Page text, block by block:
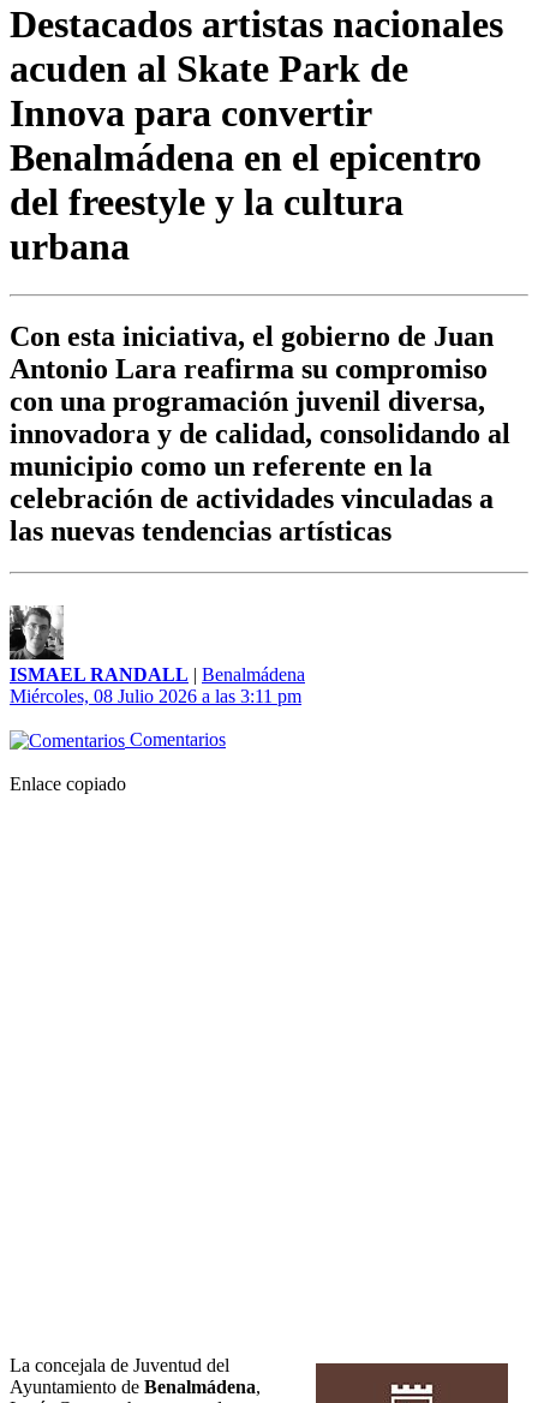
Destacados artistas nacionales
acuden al Skate Park de
Innova para convertir
Benalmádena en el epicentro
del freestyle y la cultura
urbana
Con esta iniciativa, el gobierno de Juan
Antonio Lara reafirma su compromiso
con una programación juvenil diversa,
innovadora y de calidad, consolidando al
municipio como un referente en la
celebración de actividades vinculadas a
las nuevas tendencias artísticas
ISMAEL RANDALL | Benalmádena
Miércoles, 08 Julio 2026 a las 3:11 pm
Comentarios
Enlace copiado
La concejala de Juventud del
Ayuntamiento de Benalmádena,